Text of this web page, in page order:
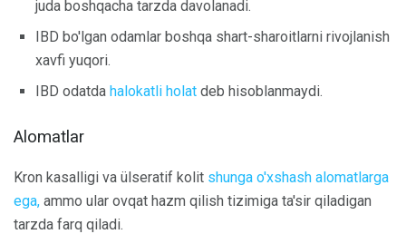
juda boshqacha tarzda davolanadi.
IBD bo'lgan odamlar boshqa shart-sharoitlarni rivojlanish
xavfi yuqori.
IBD odatda halokatli holat deb hisoblanmaydi.
Alomatlar
Kron kasalligi va ülseratif kolit shunga o'xshash alomatlarga
ega, ammo ular ovqat hazm qilish tizimiga ta'sir qiladigan
tarzda farq qiladi.